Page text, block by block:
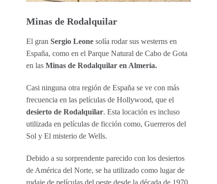
Minas de Rodalquilar
El gran Sergio Leone solía rodar sus westerns en
España, como en el Parque Natural de Cabo de Gota
en las Minas de Rodalquilar en Almería.
Casi ninguna otra región de España se ve con más
frecuencia en las películas de Hollywood, que el
desierto de Rodalquilar. Esta locación es incluso
utilizada en películas de ficción como, Guerreros del
Sol y El misterio de Wells.
Debido a su sorprendente parecido con los desiertos
de América del Norte, se ha utilizado como lugar de
rodaje de películas del oeste desde la década de 1970,